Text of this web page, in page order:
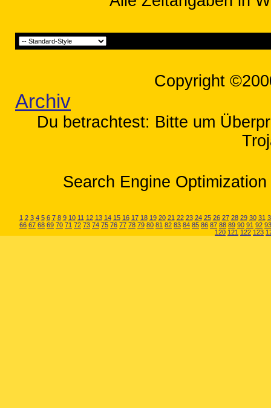
Copyright
Archiv
Du betrachtest: Bitte um
Search Engine
1 2 3 4 5 6 7 8 9 10 11 12 13 14 15 16 17 18 19 20 21 22 23 24 25 26 27 28 29 30 31
66 67 68 69 70 71 72 73 74 75 76 77 78 79 80 81 82 83 84 85 86 87 88 89 90 91 92 93
120 121 122 123